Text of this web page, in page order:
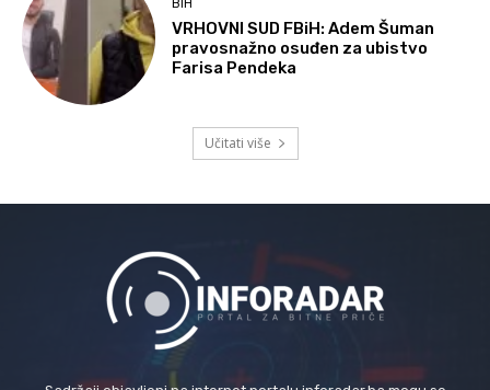
BIH
VRHOVNI SUD FBiH: Adem Šuman
pravosnažno osuđen za ubistvo
Farisa Pendeka
Učitati više